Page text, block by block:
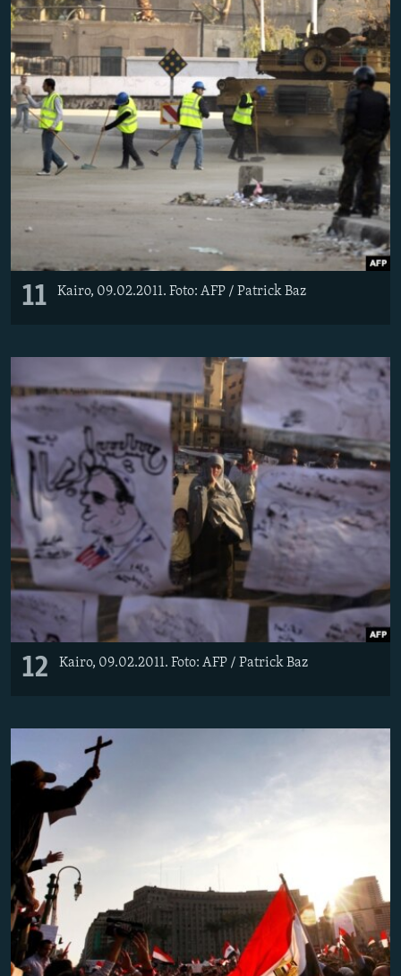
11 Kairo, 09.02.2011. Foto: AFP / Patrick Baz
12 Kairo, 09.02.2011. Foto: AFP / Patrick Baz